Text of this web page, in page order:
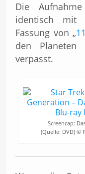
Die
identisch mit
Fassung von „
den Planeten
verpasst.
Screencap:
(Quelle: DVD) ©